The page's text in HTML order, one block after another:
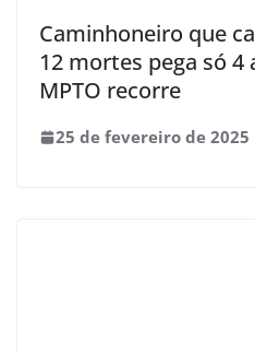
Caminhoneiro que
12 mortes pega só 4
MPTO recorre
25 de fevereiro de 2025